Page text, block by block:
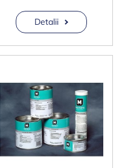
Detalii